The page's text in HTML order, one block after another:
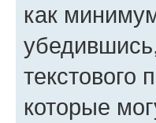
как
текстового
которые